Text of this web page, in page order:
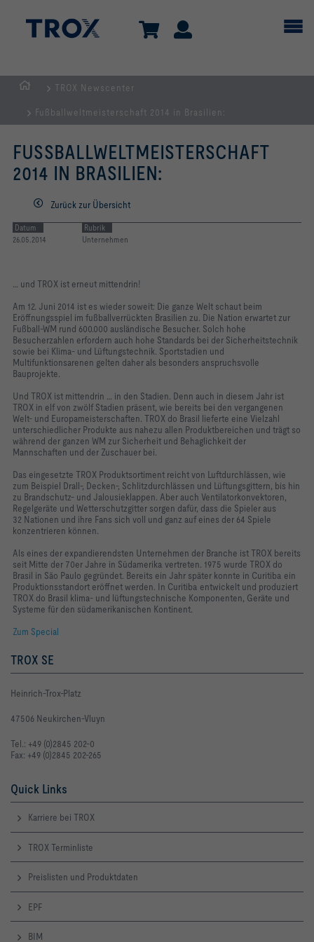
TROX Newscenter
Fußballweltmeisterschaft 2014 in Brasilien:
FUSSBALLWELTMEISTERSCHAFT 2
014 IN BRASILIEN:
Zurück zur Übersicht
Datum
26.05.2014
Rubrik
Unternehmen
… und TROX ist erneut mittendrin!
Am 12. Juni 2014 ist es wieder soweit: Die ganze Welt schaut beim
Eröffnungsspiel im fußballverrückten Brasilien zu. Die Nation erwartet zur
Fußball-WM rund 600.000 ausländische Besucher. Solch hohe
Besucherzahlen erfordern auch hohe Standards bei der Sicherheitstechnik
sowie bei Klima- und Lüftungstechnik. Sportstadien und
Multifunktionsarenen gelten daher als besonders anspruchsvolle
Bauprojekte.
Und TROX ist mittendrin … in den Stadien. Denn auch in diesem Jahr ist
TROX in elf von zwölf Stadien präsent, wie bereits bei den vergangenen
Welt- und Europameisterschaften. TROX do Brasil lieferte eine Vielzahl
unterschiedlicher Produkte aus nahezu allen Produktbereichen und trägt so
während der ganzen WM zur Sicherheit und Behaglichkeit der
Mannschaften und der Zuschauer bei.
Das eingesetzte TROX Produktsortiment reicht von Luftdurchlässen, wie
zum Beispiel Drall-, Decken-, Schlitzdurchlässen und Lüftungsgittern, bis hin
zu Brandschutz- und Jalousieklappen. Aber auch Ventilatorkonvektoren,
Regelgeräte und Wetterschutzgitter sorgen dafür, dass die Spieler aus
32 Nationen und ihre Fans sich voll und ganz auf eines der 64 Spiele
konzentrieren können.
Als eines der expandierendsten Unternehmen der Branche ist TROX bereits
seit Mitte der 70er Jahre in Südamerika vertreten. 1975 wurde TROX do
Brasil in São Paulo gegründet. Bereits ein Jahr später konnte in Curitiba ein
Produktionsstandort eröffnet werden. In Curitiba entwickelt und produziert
TROX do Brasil klima- und lüftungstechnische Komponenten, Geräte und
Systeme für den südamerikanischen Kontinent.
Zum Special
TROX SE
Heinrich-Trox-Platz
47506 Neukirchen-Vluyn
Tel.: +49 (0)2845 202-0
Fax: +49 (0)2845 202-265
Quick Links
Karriere bei TROX
TROX Terminliste
Preislisten und Produktdaten
EPF
BIM